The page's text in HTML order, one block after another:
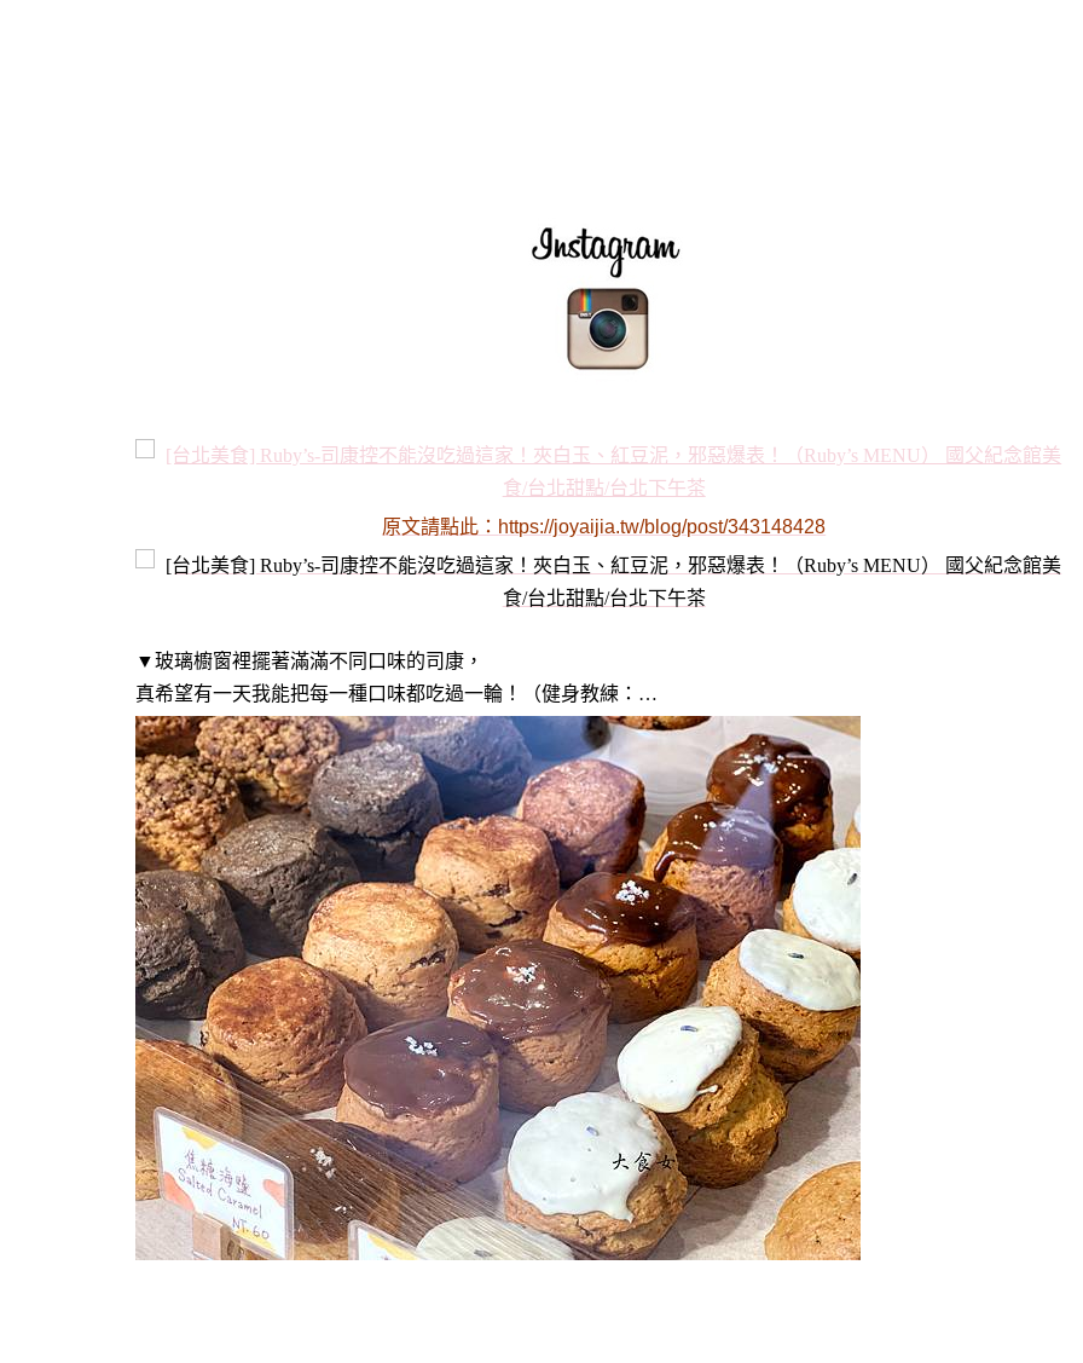
原文請點此： https://joyaijia.tw/blog/post/343148428
▼玻璃櫥窗裡擺著滿滿不同口味的司康，
真希望有一天我能把每一種口味都吃過一輪！（健身教練：…